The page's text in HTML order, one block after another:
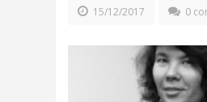
15/12/2017 0